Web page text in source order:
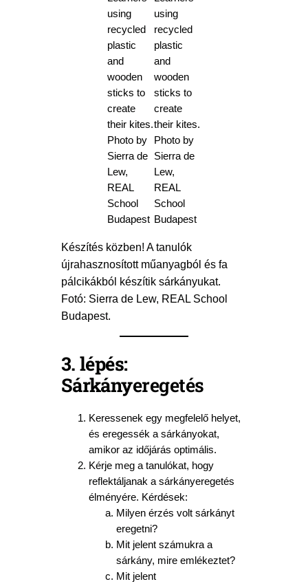
Készítés közben! A tanulók
újrahasznosított műanyagból és fa
pálcikákból készítik sárkányukat.
Fotó: Sierra de Lew, REAL School
Budapest.
3. lépés:
Sárkányeregetés
Keressenek egy megfelelő helyet,
és eregessék a sárkányokat,
amikor az időjárás optimális.
Kérje meg a tanulókat, hogy
reflektáljanak a sárkányeregetés
élményére. Kérdések:
Milyen érzés volt sárkányt
eregetni?
Mit jelent számukra a
sárkány, mire emlékeztet?
Mit jelent